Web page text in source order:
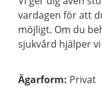
vardagen för att
möjligt. Om du
sjukvård hjälper
Ägarform: Privat